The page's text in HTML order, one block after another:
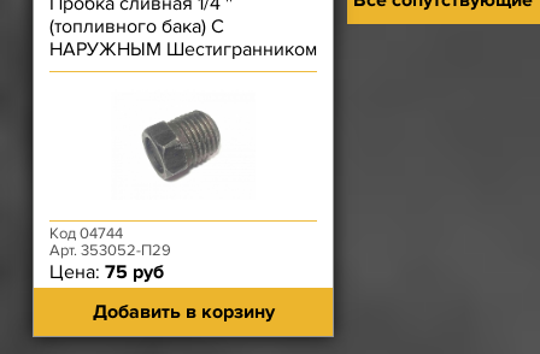
(топливного бака) С
НАРУЖНЫМ Шестигранником
Код 04744
Арт. 353052-П29
Цена: 75 руб
Добавить в корзину